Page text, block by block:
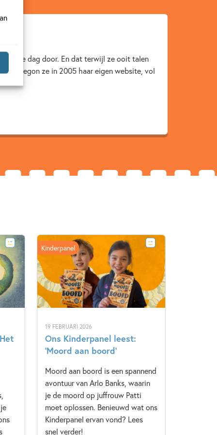
hele dag door. En dat terwijl ze ooit talen
begon ze in 2005 haar eigen website, vol
19 FEBRUARI 2026
Ons Kinderpanel leest:
‘Moord aan boord’
Moord aan boord is een spannend
avontuur van Arlo Banks, waarin
je de moord op juffrouw Patti
moet oplossen. Benieuwd wat ons
Kinderpanel ervan vond? Lees
snel verder!
Kinderpanel